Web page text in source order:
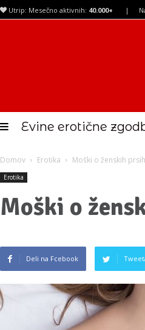
Utrip: Mesečno aktivnih: 40.000+ |
Evine erotične
Domov Erotika Moški o ženskih prsih
Erotika
Moški o
Deli na Fcebook